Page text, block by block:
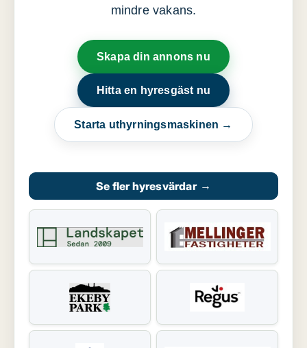
mindre vakans.
Skapa din annons nu
Hitta en hyresgäst nu
Starta uthyrningsmaskinen →
Se fler hyresvärdar →